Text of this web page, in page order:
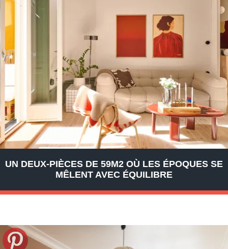
UN DEUX-PIÈCES DE 59M2 OÙ LES ÉPOQUES SE
MÊLENT AVEC ÉQUILIBRE